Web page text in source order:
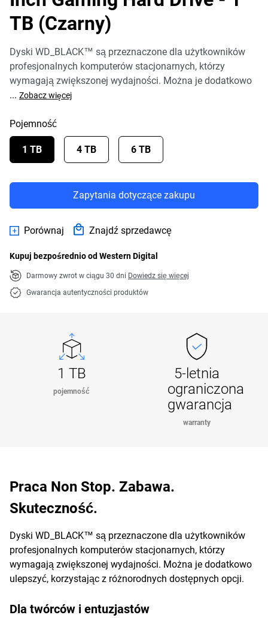
TB (Czarny)
Dyski WD_BLACK™ są przeznaczone dla użytkowników
profesjonalnych komputerów stacjonarnych, którzy
wymagają zwiększonej wydajności. Można je dodatkowo
... Zobacz więcej
Pojemność
1 TB 4 TB 6 TB
Zapytania dotyczące zakupu
Porównaj Znajdź sprzedawcę
Kupuj bezpośrednio od Western Digital
Darmowy zwrot w ciągu 30 dni Dowiedz się więcej
Gwarancja autentyczności produktów
1 TB
pojemność
5-letnia
ograniczona
gwarancja
warranty
Praca Non Stop. Zabawa.
Skuteczność.
Dyski WD_BLACK™ są przeznaczone dla użytkowników
profesjonalnych komputerów stacjonarnych, którzy
wymagają zwiększonej wydajności. Można je dodatkowo
ulepszyć, korzystając z różnorodnych dostępnych opcji.
Dla twórców i entuzjastów